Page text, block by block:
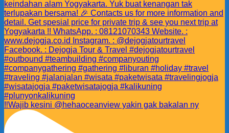
‼️Wajib kesini @hehaoceanview yakin gak bakalan ny